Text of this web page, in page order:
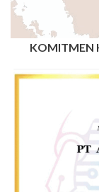
KOMITMEN